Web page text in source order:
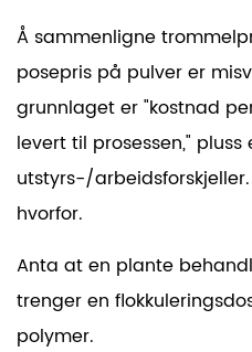
Å sammenligne
posepris på pulver er
grunnlaget er "kostnad
levert til prosessen," pluss
utstyrs-/
hvorfor.
Anta at en plante
trenger en
polymer.